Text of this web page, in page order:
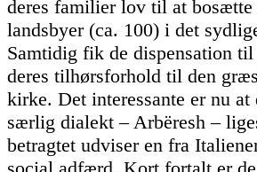
deres familier lov til at
landsbyer (ca. 100) i det
Samtidig fik de dispensation
deres tilhørsforhold til den
kirke. Det interessante er nu at
særlig dialekt – Arbëresh –
betragtet udviser en fra